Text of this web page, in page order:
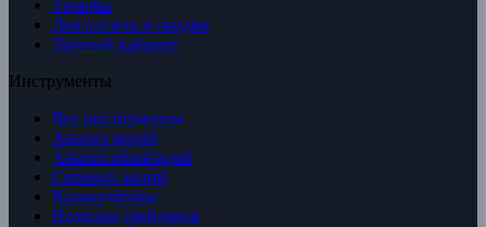
Тарифы
Лояльность и скидки
Личный кабинет
Инструменты
Все инструменты
Анализ акций
Анализ облигаций
Скринер акций
Калькуляторы
Позиции трейдеров